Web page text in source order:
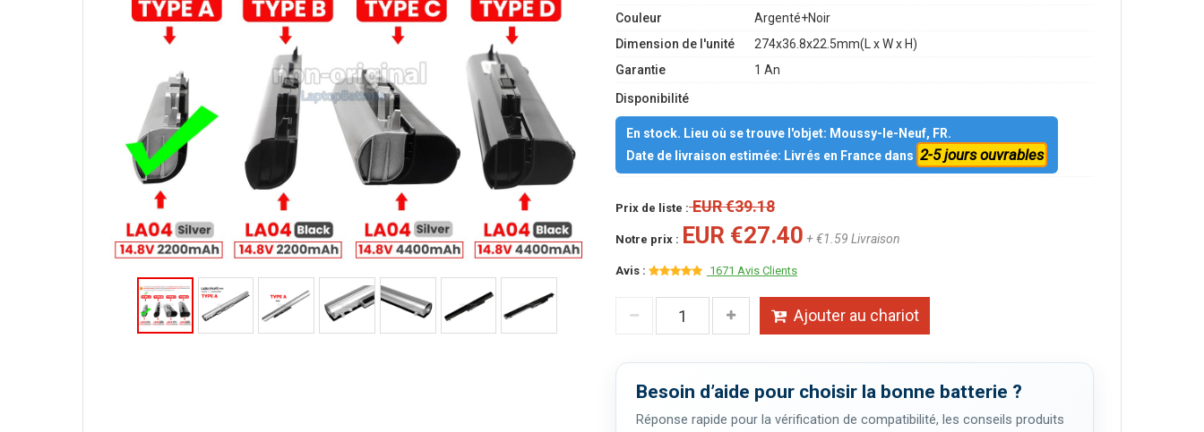
Couleur
Argenté+Noir
Dimension de l'unité
274x36.8x22.5mm(L x W x H)
Garantie
1 An
Disponibilité
En stock. Lieu où se trouve l'objet: Moussy-le-Neuf, FR.
Date de livraison estimée: Livrés en France dans 2-5 jours ouvrables
Prix de liste :EUR €39.18
Notre prix : EUR €27.40 + €1.59 Livraison
Avis : 1671 Avis Clients
Ajouter au chariot
Besoin d’aide pour choisir la bonne batterie ?
Réponse rapide pour la vérification de compatibilité, les conseils produits